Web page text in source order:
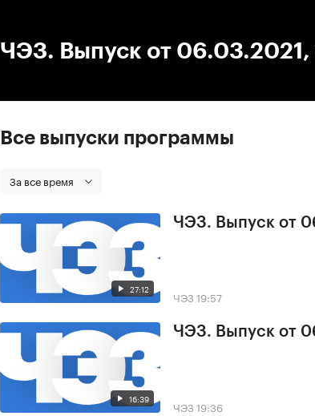
ЧЭЗ. Выпуск от 06.03.2021,
Все выпуски программы
За все время
27:12
ЧЭЗ. Выпуск от
ЧЭЗ 19:57
16:39
ЧЭЗ. Выпуск от
ЧЭЗ 19:36